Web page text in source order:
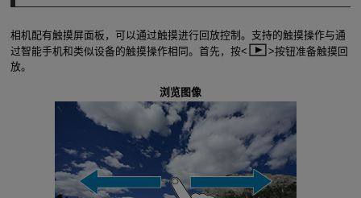
相机配有触摸屏面板，可以通过触摸进行回放控制。支持的触摸操作与通
过智能手机和类似设备的触摸操作相同。首先，按
按钮准备触摸回
放。
浏览图像